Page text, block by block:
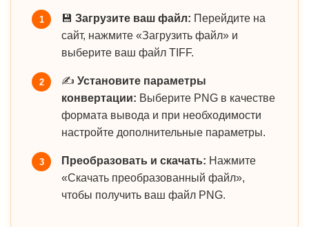
1 💾 Загрузите ваш файл: Перейдите на
сайт, нажмите «Загрузить файл» и
выберите ваш файл TIFF.
2 ✍️ Установите параметры
конвертации: Выберите PNG в качестве
формата вывода и при необходимости
настройте дополнительные параметры.
3 Преобразовать и скачать: Нажмите
«Скачать преобразованный файл»,
чтобы получить ваш файл PNG.